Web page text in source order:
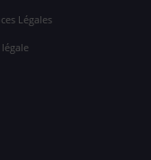
Légales